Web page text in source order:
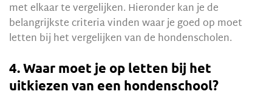
met elkaar te vergelijken. Hieronder kan je de
belangrijkste criteria vinden waar je goed op moet
letten bij het vergelijken van de hondenscholen.
4. Waar moet je op letten bij het
uitkiezen van een hondenschool?